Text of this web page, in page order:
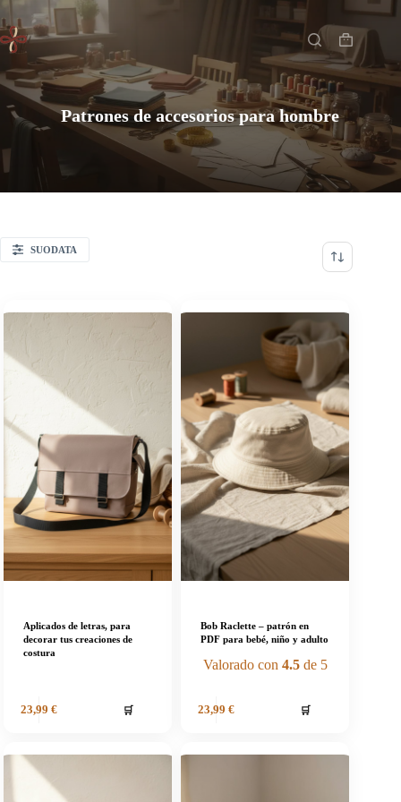
Saltar
al
contenido
Carro
de
compra
Inicio
Patrones de accesorios para hombre
SUODATA
Aplicados de letras, para
decorar tus creaciones de
costura
23,99 € 🛒
Bob Raclette – patrón en
PDF para bebé, niño y adulto
Valorado con 4.5de 5
23,99 € 🛒